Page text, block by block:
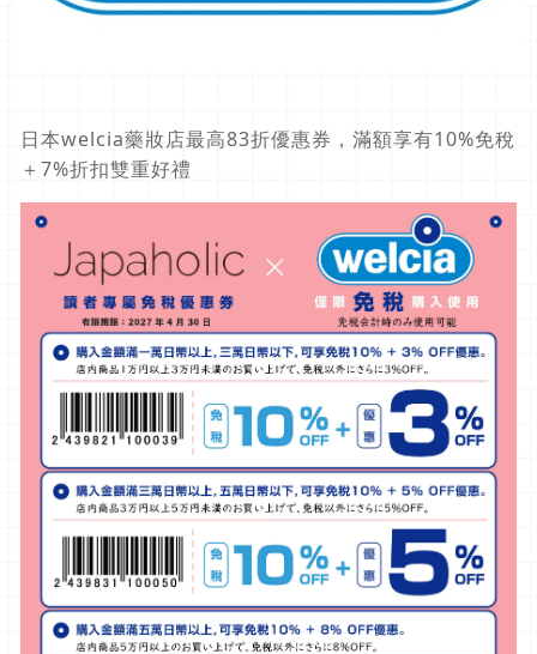
日本welcia藥妝店最高83折優惠券，滿額享有10%免稅
＋7%折扣雙重好禮